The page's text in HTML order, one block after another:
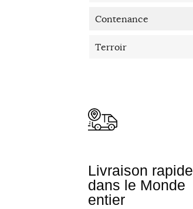
Contenance
Terroir
Livraison rapide
dans le Monde
entier